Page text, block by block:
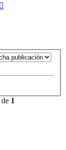
de 1